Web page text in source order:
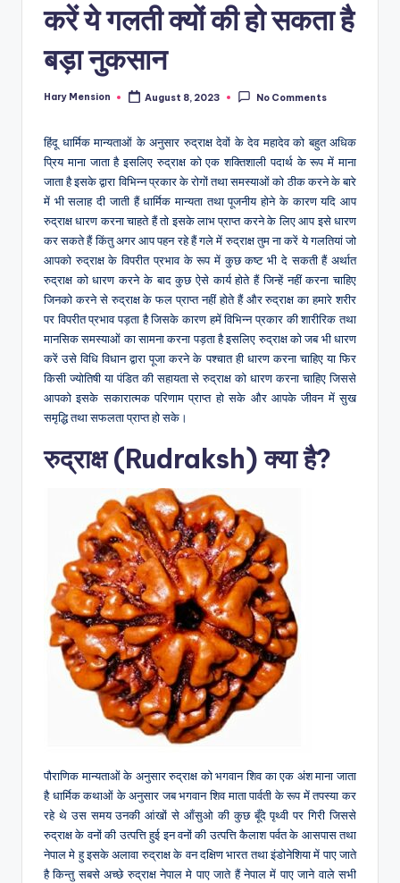
करें ये गलती क्यों की हो सकता है
बड़ा नुकसान
Posted
Hary Mension August 8, 2023 No Comments
हिंदू धार्मिक मान्यताओं के अनुसार रुद्राक्ष देवों के देव महादेव को बहुत अधिक
प्रिय माना जाता है इसलिए रुद्राक्ष को एक शक्तिशाली पदार्थ के रूप में माना
जाता है इसके द्वारा विभिन्न प्रकार के रोगों तथा समस्याओं को ठीक करने के बारे
में भी सलाह दी जाती हैं धार्मिक मान्यता तथा पूजनीय होने के कारण यदि आप
रुद्राक्ष धारण करना चाहते हैं तो इसके लाभ प्राप्त करने के लिए आप इसे धारण
कर सकते हैं किंतु अगर आप पहन रहे हैं गले में रुद्राक्ष तुम ना करें ये गलतियां जो
आपको रुद्राक्ष के विपरीत प्रभाव के रूप में कुछ कष्ट भी दे सकती हैं अर्थात
रुद्राक्ष को धारण करने के बाद कुछ ऐसे कार्य होते हैं जिन्हें नहीं करना चाहिए
जिनको करने से रुद्राक्ष के फल प्राप्त नहीं होते हैं और रुद्राक्ष का हमारे शरीर
पर विपरीत प्रभाव पड़ता है जिसके कारण हमें विभिन्न प्रकार की शारीरिक तथा
मानसिक समस्याओं का सामना करना पड़ता है इसलिए रुद्राक्ष को जब भी धारण
करें उसे विधि विधान द्वारा पूजा करने के पश्चात ही धारण करना चाहिए या फिर
किसी ज्योतिषी या पंडित की सहायता से रुद्राक्ष को धारण करना चाहिए जिससे
आपको इसके सकारात्मक परिणाम प्राप्त हो सके और आपके जीवन में सुख
समृद्धि तथा सफलता प्राप्त हो सके।
रुद्राक्ष (Rudraksh) क्या है?
पौराणिक मान्यताओं के अनुसार रुद्राक्ष को भगवान शिव का एक अंश माना जाता
है धार्मिक कथाओं के अनुसार जब भगवान शिव माता पार्वती के रूप में तपस्या कर
रहे थे उस समय उनकी आंखों से आँसुओ की कुछ बूँदे पृथ्वी पर गिरी जिससे
रुद्राक्ष के वनों की उत्पत्ति हुई इन वनों की उत्पत्ति कैलाश पर्वत के आसपास तथा
नेपाल मे हु इसके अलावा रुद्राक्ष के वन दक्षिण भारत तथा इंडोनेशिया में पाए जाते
है किन्तु सबसे अच्छे रुद्राक्ष नेपाल मे पाए जाते हैं नेपाल में पाए जाने वाले सभी